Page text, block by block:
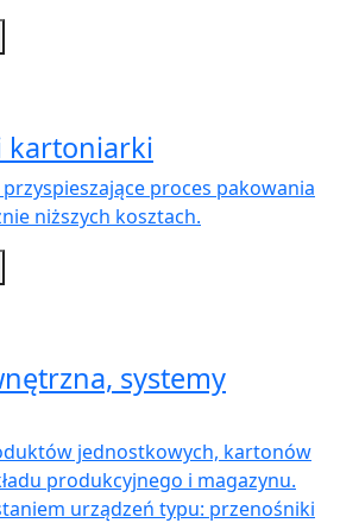
kartoniarki
proces pakowania
niższych kosztach.
systemy
jednostkowych, kartonów
produkcyjnego i magazynu.
urządzeń typu: przenośniki